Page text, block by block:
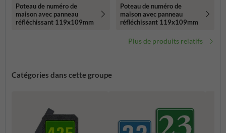
Poteau de numéro de
maison avec panneau
réfléchissant 119x109mm
Poteau de numéro de
maison avec panneau
réfléchissant 119x109mm
Plus de produits relatifs
Catégories dans cette groupe